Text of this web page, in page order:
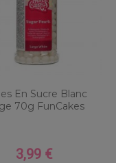
En Sucre Blanc
70g FunCakes
Prix
3,99 €